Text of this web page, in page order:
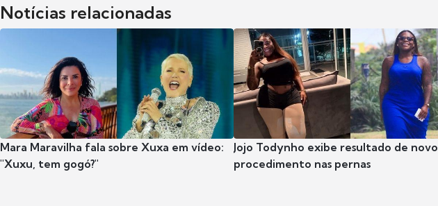
Notícias relacionadas
Mara Maravilha fala sobre Xuxa em vídeo:
"Xuxu, tem gogó?"
Jojo Todynho exibe resultado de novo
procedimento nas pernas